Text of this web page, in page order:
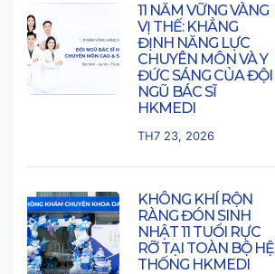
11 NĂM VỮNG VÀNG
VỊ THẾ: KHẲNG
ĐỊNH NĂNG LỰC
CHUYÊN MÔN VÀ Y
ĐỨC SÁNG CỦA ĐỘI
NGŨ BÁC SĨ
HKMEDI
TH7 23, 2026
KHÔNG KHÍ RỘN
RÀNG ĐÓN SINH
NHẬT 11 TUỔI RỰC
RỠ TẠI TOÀN BỘ HỆ
THỐNG HKMEDI